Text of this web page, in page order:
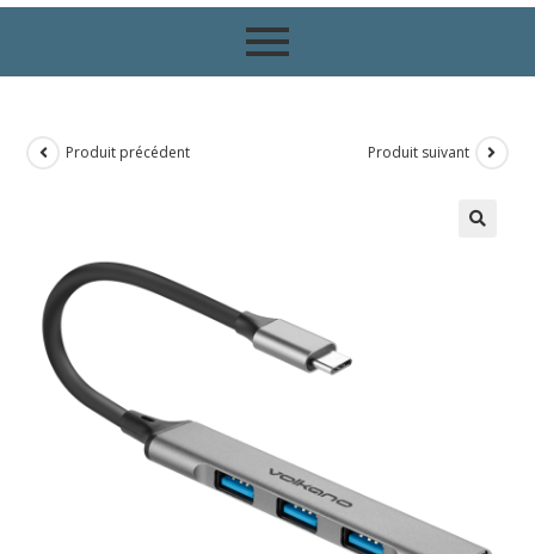
Produit précédent Produit suivant